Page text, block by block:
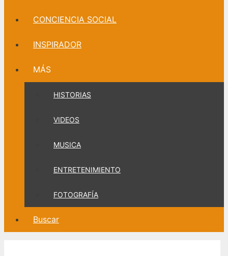
CONCIENCIA SOCIAL
INSPIRADOR
MÁS
HISTORIAS
VIDEOS
MUSICA
ENTRETENIMIENTO
FOTOGRAFÍA
Buscar